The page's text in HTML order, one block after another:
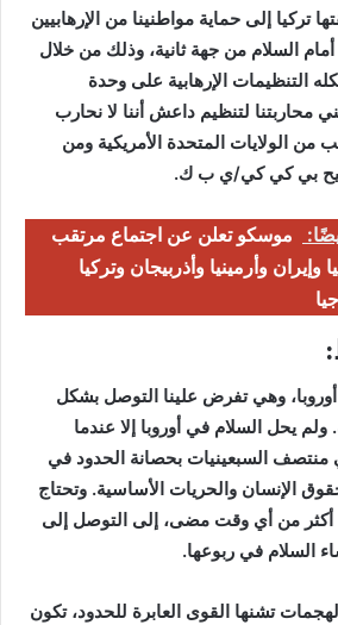
تركيا إلى حماية مواطنينا من الإرهابيين
السلام من جهة ثانية، وذلك من خلال
التنظيمات الإرهابية على وحدة
محاربتنا لتنظيم داعش أننا لا نحارب
من الولايات المتحدة الأمريكية ومن
بي كي كي/ي ب ك.
موسكو تعلن عن اجتماع مرتقب
وإيران وأرمينيا وأذربيجان وتركيا
وهي تفرض علينا التوصل بشكل
يحل السلام في أوروبا إلا عندما
منتصف السبعينيات بحصانة الحدود في
حقوق الإنسان والحريات الأساسية. وتحتاج
من أي وقت مضى، إلى التوصل إلى
السلام في ربوعها.
تشنها القوى العابرة للحدود، تكون